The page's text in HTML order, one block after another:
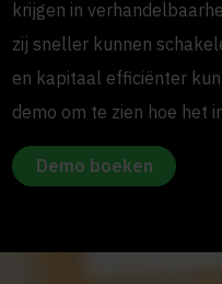
krijgen in
zij sneller kunnen
en kapitaal efficiënter
demo om te zien hoe het
Demo boeken